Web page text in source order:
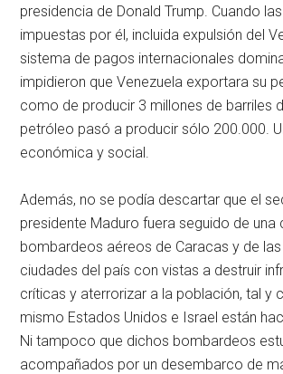
presidencia de Donald Trump. Cuando
impuestas por él, incluida expulsión del
sistema de pagos internacionales
impidieron que Venezuela exportara su
como de producir 3 millones de barriles
petróleo pasó a producir sólo 200.000.
económica y social.
Además, no se podía descartar que el
presidente Maduro fuera seguido de una
bombardeos aéreos de Caracas y de
ciudades del país con vistas a destruir
críticas y aterrorizar a la población, tal y
mismo Estados Unidos e Israel están
Ni tampoco que dichos bombardeos
acompañados por un desembarco de